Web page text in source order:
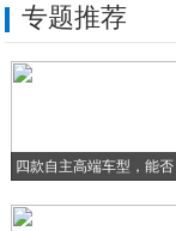
“军民鱼水情” 京
联想Z6青春版评
专题推荐
四款自主高端车型，能否